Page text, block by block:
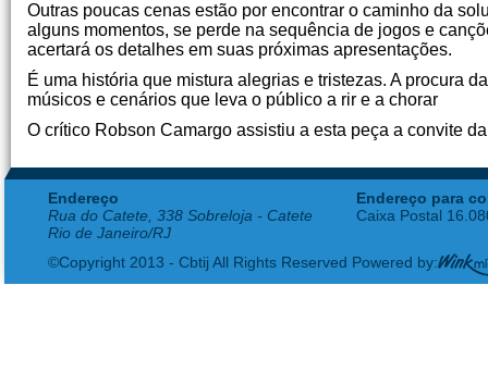
Outras poucas cenas estão por encontrar o caminho da
alguns momentos, se perde na sequência de jogos e
acertará os detalhes em suas próximas apresentações.
É uma história que mistura alegrias e tristezas. A procura
músicos e cenários que leva o público a rir e a chorar
O crítico Robson Camargo assistiu a esta peça a convite
Endereço
Rua do Catete, 338 Sobreloja - Catete
Rio de Janeiro/RJ
Endereço para
Caixa Postal
©Copyright 2013 - Cbtij All Rights Reserved Powered by: